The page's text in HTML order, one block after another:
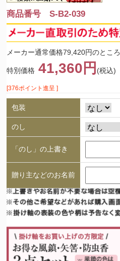
商品番号 S-B2-039
メーカー通常価格79,420円のところ
特別価格 41,360円 (税込)
[376ポイント進呈 ]
包装
のし
「のし」の上書き
贈り主などのお名前